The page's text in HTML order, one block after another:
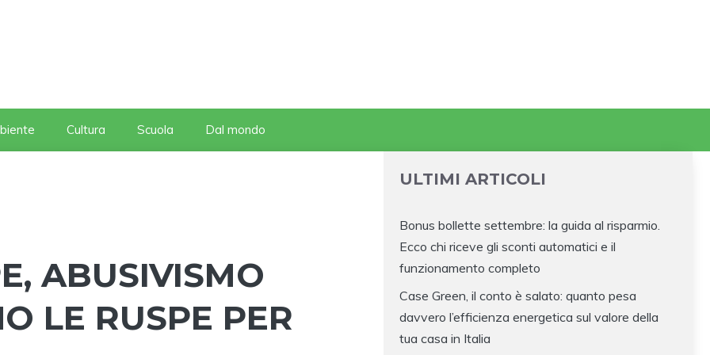
Cultura Scuola Dal mondo
ABUSIVISMO
LE RUSPE PER
ULTIMI ARTICOLI
Bonus bollette settembre: la guida al risparmio.
Ecco chi riceve gli sconti automatici e il
funzionamento completo
Case Green, il conto è salato: quanto pesa
davvero l’efficienza energetica sul valore della
tua casa in Italia